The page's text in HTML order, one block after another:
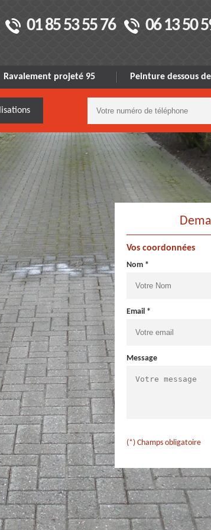
01 85 53 55 76 06 13 50
Ravalement projeté 95 Peinture dessous
Vos coordonnées
Nom *
Email *
Message
(*) Champs obligatoire